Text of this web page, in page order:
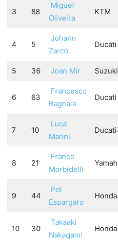
3 88
Miguel
Oliveira
KTM
4 5
Johann
Zarco
Ducati
5 36 Joan Mir Suzuki
6 63
Francesco
Bagnaia
Ducati
7 10
Luca
Marini
Ducati
8 21
Franco
Morbidelli
9 44
Pol
Espargaro
Honda
10 30
Takaaki
Nakagami
Honda